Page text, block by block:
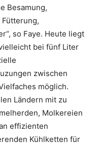
Besamung,
so Faye. Heute liegt
bei fünf Liter
zwischen
möglich.
Ländern mit zu
Molkereien
effizienten
Kühlketten für